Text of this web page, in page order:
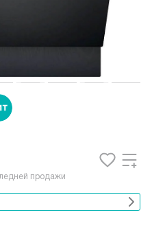
продажи